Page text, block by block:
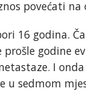
povećati
16 godina.
godine
I
u sedmom